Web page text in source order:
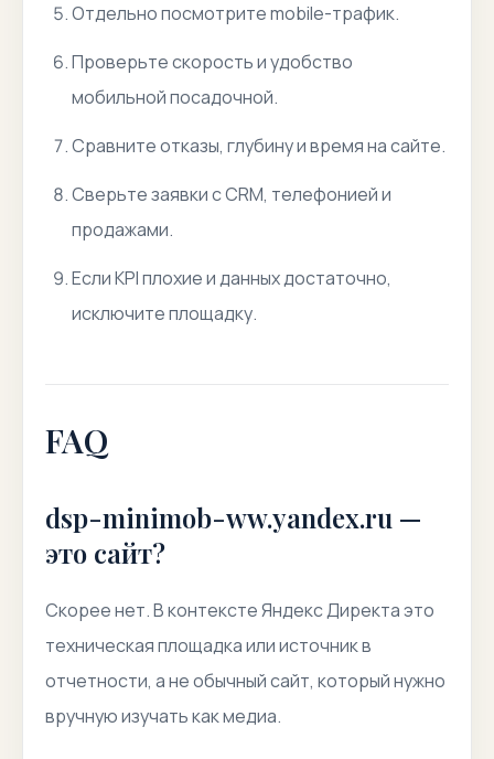
Отдельно посмотрите mobile-трафик.
Проверьте скорость и удобство
мобильной посадочной.
Сравните отказы, глубину и время на сайте.
Сверьте заявки с CRM, телефонией и
продажами.
Если KPI плохие и данных достаточно,
исключите площадку.
FAQ
dsp-minimob-ww.yandex.ru —
это сайт?
Скорее нет. В контексте Яндекс Директа это
техническая площадка или источник в
отчетности, а не обычный сайт, который нужно
вручную изучать как медиа.